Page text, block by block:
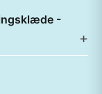
-